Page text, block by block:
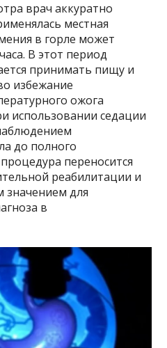
врач аккуратно
местная
в горле может
В этот период
принимать пищу и
избежание
ожога
использовании седации
до полного
переносится
реабилитации и
значением для
в